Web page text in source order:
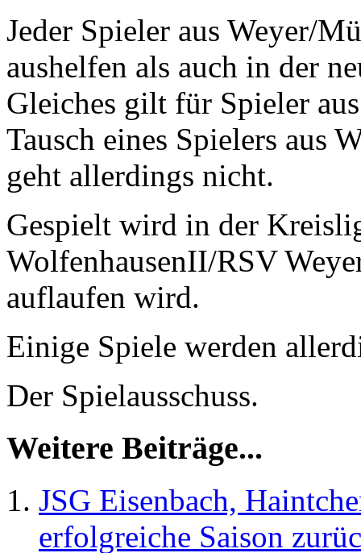
Jeder Spieler aus Weyer/
aushelfen als auch in der
Gleiches gilt für Spieler
Tausch eines Spielers aus
geht allerdings nicht.
Gespielt wird in der
WolfenhausenII/RSV
auflaufen wird.
Einige Spiele werden
Der Spielausschuss.
Weitere Beiträge...
JSG Eisenbach,
erfolgreiche Saison